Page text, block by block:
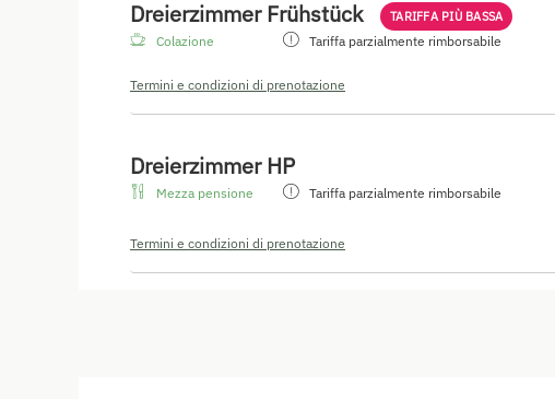
Dreierzimmer Frühstück TARIFFA PIÙ BASSA
Colazione Tariffa parzialmente rimborsabile
Termini e condizioni di prenotazione
Dreierzimmer HP
Mezza pensione Tariffa parzialmente rimborsabile
Termini e condizioni di prenotazione